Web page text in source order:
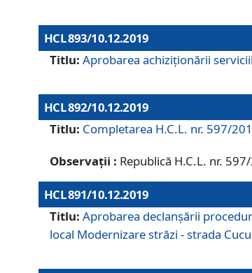
HCL 893/10.12.2019
Titlu: Aprobarea achiziţionării
HCL 892/10.12.2019
Titlu: Completarea H.C.L. nr. 597/
Observații : Republică H.C.L. nr.
HCL 891/10.12.2019
Titlu: Aprobarea declanșării
local Modernizare străzi - strada